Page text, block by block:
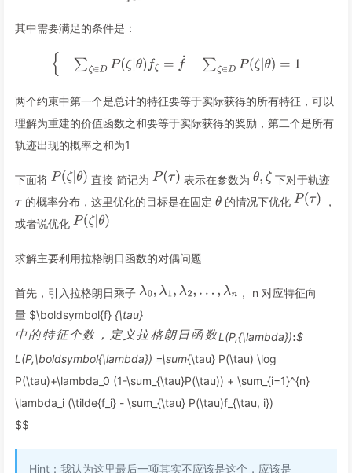
其中需要满足的条件是：
两个约束中第一个是总计的特征要等于实际获得的所有特征，可以
理解为重建的价值函数之和要等于实际获得的奖励，第二个是所有
轨迹出现的概率之和为1
下面将 直接 简记为 表示在参数为
下对于轨迹
的概率分布，这里优化的目标是在固定
的情况下优化
，
或者说优化
求解主要利用拉格朗日函数的对偶问题
首先，引入拉格朗日乘子
， n 对应特征向
量 $\boldsymbol{f} {\tau}
中的特征个数 ， 定 义拉格朗日函数L(P,{\lambda}) $
L(P,\boldsymbol{\lambda}) =\sum{\tau} P(\tau) \log
P(\tau)+\lambda_0 (1-\sum_{\tau}P(\tau)) + \sum_{i=1}^{n}
\lambda_i (\tilde{f_i} - \sum_{\tau} P(\tau)f_{\tau, i})
$$
Hint：我认为这里最后一项其实不应该是这个，应该是